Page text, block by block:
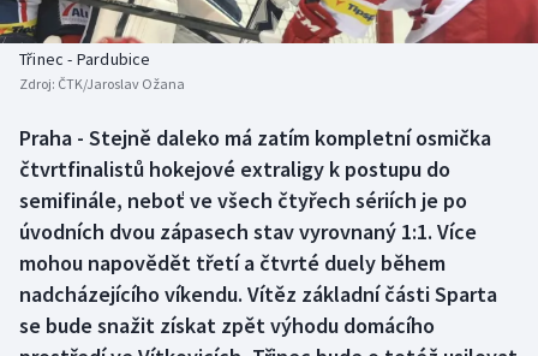
Basketbal
Biatlon
Boby a skeleton
Box
Curling
Dostihy
Historické návraty
Aplikace ČT sport
AZ kvíz
Třinec - Pardubice
Zdroj: ČTK/Jaroslav Ožana
Praha - Stejně daleko má zatím kompletní osmička
čtvrtfinalistů hokejové extraligy k postupu do
semifinále, neboť ve všech čtyřech sériích je po
úvodních dvou zápasech stav vyrovnaný 1:1. Více
mohou napovědět třetí a čtvrté duely během
nadcházejícího víkendu. Vítěz základní části Sparta
se bude snažit získat zpět výhodu domácího